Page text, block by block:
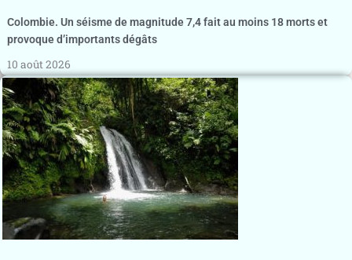
Colombie. Un séisme de magnitude 7,4 fait au moins 18 morts et
provoque d’importants dégâts
10 août 2026